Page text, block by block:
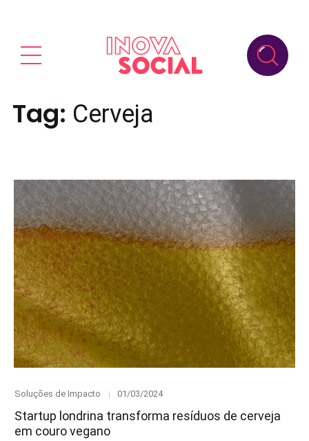
Tag: Cerveja
Category
Soluções de Impacto
Posted
01/03/2024
Startup londrina transforma resíduos de cerveja
em couro vegano